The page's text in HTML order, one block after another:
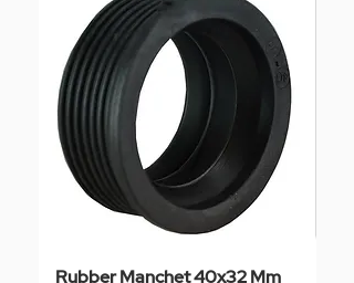
Rubber Manchet 40x32 Mm